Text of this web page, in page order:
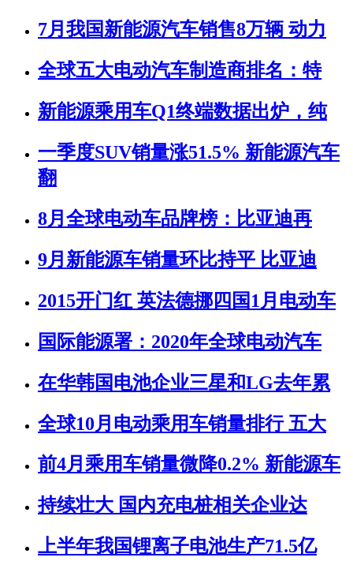
7月我国新能源汽车销售8万辆 动力
全球五大电动汽车制造商排名：特
新能源乘用车Q1终端数据出炉，纯
一季度SUV销量涨51.5% 新能源汽车
翻
8月全球电动车品牌榜：比亚迪再
9月新能源车销量环比持平 比亚迪
2015开门红 英法德挪四国1月电动车
国际能源署：2020年全球电动汽车
在华韩国电池企业三星和LG去年累
全球10月电动乘用车销量排行 五大
前4月乘用车销量微降0.2% 新能源车
持续壮大 国内充电桩相关企业达
上半年我国锂离子电池生产71.5亿